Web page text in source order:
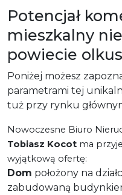
Potencjał
mieszkalny
powiecie
Poniżej możesz
parametrami tej
tuż przy rynku
Nowoczesne Biuro
Tobiasz Kocot ma
wyjątkową ofertę:
Dom położony na
zabudowaną